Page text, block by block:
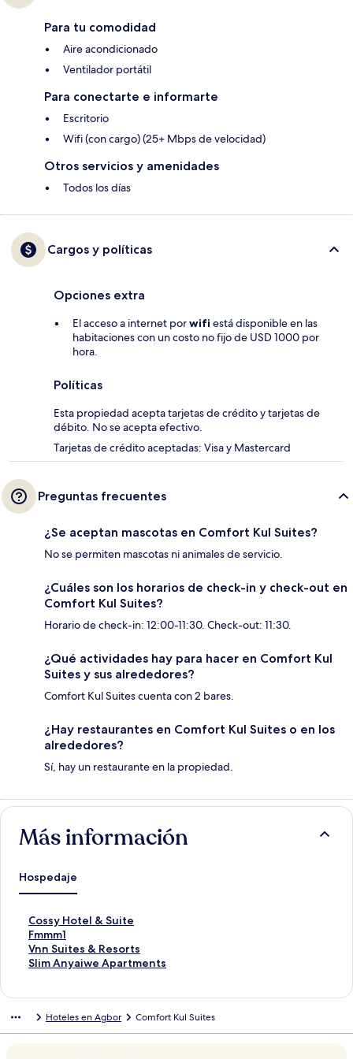
Para tu comodidad
Aire acondicionado
Ventilador portátil
Para conectarte e informarte
Escritorio
Wifi (con cargo) (25+ Mbps de velocidad)
Otros servicios y amenidades
Todos los días
Cargos y políticas
Opciones extra
El acceso a internet porwifi está disponible en las
habitaciones con un costo no fijo de USD 1000 por
hora.
Políticas
Esta propiedad acepta tarjetas de crédito y tarjetas de
débito. No se acepta efectivo.
Tarjetas de crédito aceptadas: Visa y Mastercard
Preguntas frecuentes
¿Se aceptan mascotas en Comfort Kul Suites?
No se permiten mascotas ni animales de servicio.
¿Cuáles son los horarios de check-in y check-out en
Comfort Kul Suites?
Horario de check-in: 12:00-11:30. Check-out: 11:30.
¿Qué actividades hay para hacer en Comfort Kul
Suites y sus alrededores?
Comfort Kul Suites cuenta con 2 bares.
¿Hay restaurantes en Comfort Kul Suites o en los
alrededores?
Sí, hay un restaurante en la propiedad.
Más información
Hospedaje
Cossy Hotel & Suite
E
n
l
a
r
Fmmm1
E
n
l
a
Vnn Suites & Resorts
E
n
p
Slim Anyaiwe Apartments
E
e
Hoteles en Agbor Comfort Kul Suites